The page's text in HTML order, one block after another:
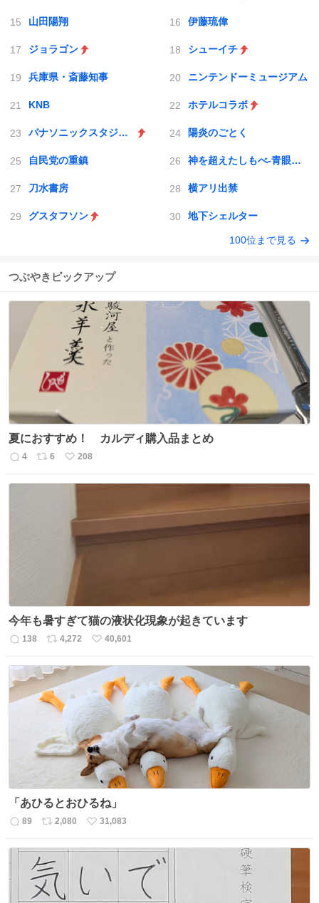
山田陽翔 伊藤琉偉
ジョラゴン シューイチ
兵庫県・斎藤知事 ニンテンドーミュージアム
KNB ホテルコラボ
パナソニックスタジアム吹田 陽炎のごとく
自民党の重鎮 神を超えたしもべ-青眼の究極竜
刀水書房 横アリ出禁
グスタフソン 地下シェルター
100位まで見る
つぶやきピックアップ
夏におすすめ！ カルディ購入品まとめ
返
4
リ
6
い
208
今年も暑すぎて猫の液状化現象が起きています
返
138
リ
ス
ト
数
4,272
い
ね
数
40,601
「あひるとおひるね」
返
89
リ
ト
数
2,080
い
31,083